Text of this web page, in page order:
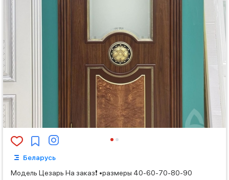
Беларусь
Модель Цезарь На заказ❗️ •размеры 40-60-70-80-90